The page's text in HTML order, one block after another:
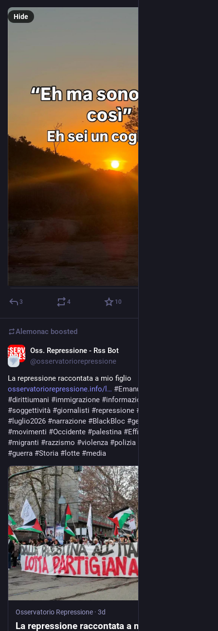
Hide
3 4 10
Alemonac boosted
Oss. Repressione - Rss Bot
@osservatoriorepressione
La repressione raccontata a mio figlio
osservatoriorepressione.info/l
#EmanueleBraga
#dirittiumani #immigrazione #informazione
#soggettività #giornalisti #repressione #
# luglio2026 #narrazione #BlackBloc #genocidio
#movimenti #Occidente #palestina #Effimera
#migranti #razzismo #violenza #polizia #
#guerra #Storia # lotte #media
Osservatorio Repressione · 3d
La repressione raccontata a mio figlio